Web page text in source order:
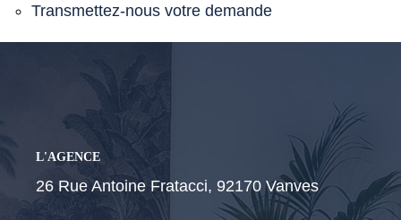
CONTACT
Transmettez-nous votre demande
L'AGENCE
26 Rue Antoine Fratacci, 92170 Vanves